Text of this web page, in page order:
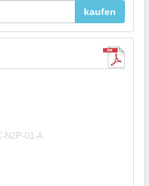
kaufen